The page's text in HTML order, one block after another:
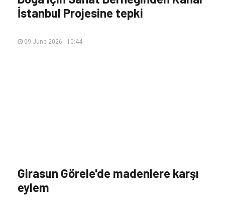
İstanbul Projesine tepki
09 June 2026 - 10:44
Girasun Görele'de madenlere karşı
eylem